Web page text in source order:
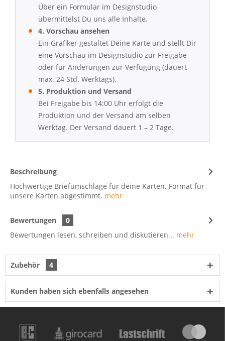
Über ein Formular im Designstudio
übermittelst Du uns alle Inhalte.
4. Vorschau ansehen
Ein Grafiker gestaltet Deine Karte und stellt Dir
eine Vorschau im Designstudio zur Freigabe
oder für Änderungen zur Verfügung (dauert
max. 24 Std. Werktags).
5. Produktion und Versand
Bei Freigabe bis 14:00 Uhr erfolgt die
Produktion und der Versand am selben
Werktag. Der Versand dauert 1 – 2 Tage.
Beschreibung
Hochwertige Briefumschläge für deine Karten. Format für
unsere Karten abgestimmt. mehr
Bewertungen
0
Bewertungen lesen, schreiben und diskutieren... mehr
Zubehör 4
Kunden haben sich ebenfalls angesehen